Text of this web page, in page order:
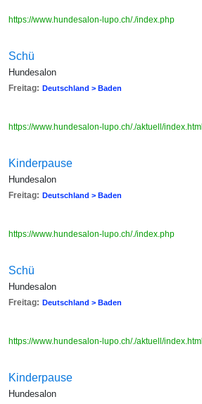
https://www.hundesalon-lupo.ch/./index.php
Schü
Hundesalon
Freitag: Deutschland > Baden
https://www.hundesalon-lupo.ch/./aktuell/index.html
Kinderpause
Hundesalon
Freitag: Deutschland > Baden
https://www.hundesalon-lupo.ch/./index.php
Schü
Hundesalon
Freitag: Deutschland > Baden
https://www.hundesalon-lupo.ch/./aktuell/index.html
Kinderpause
Hundesalon